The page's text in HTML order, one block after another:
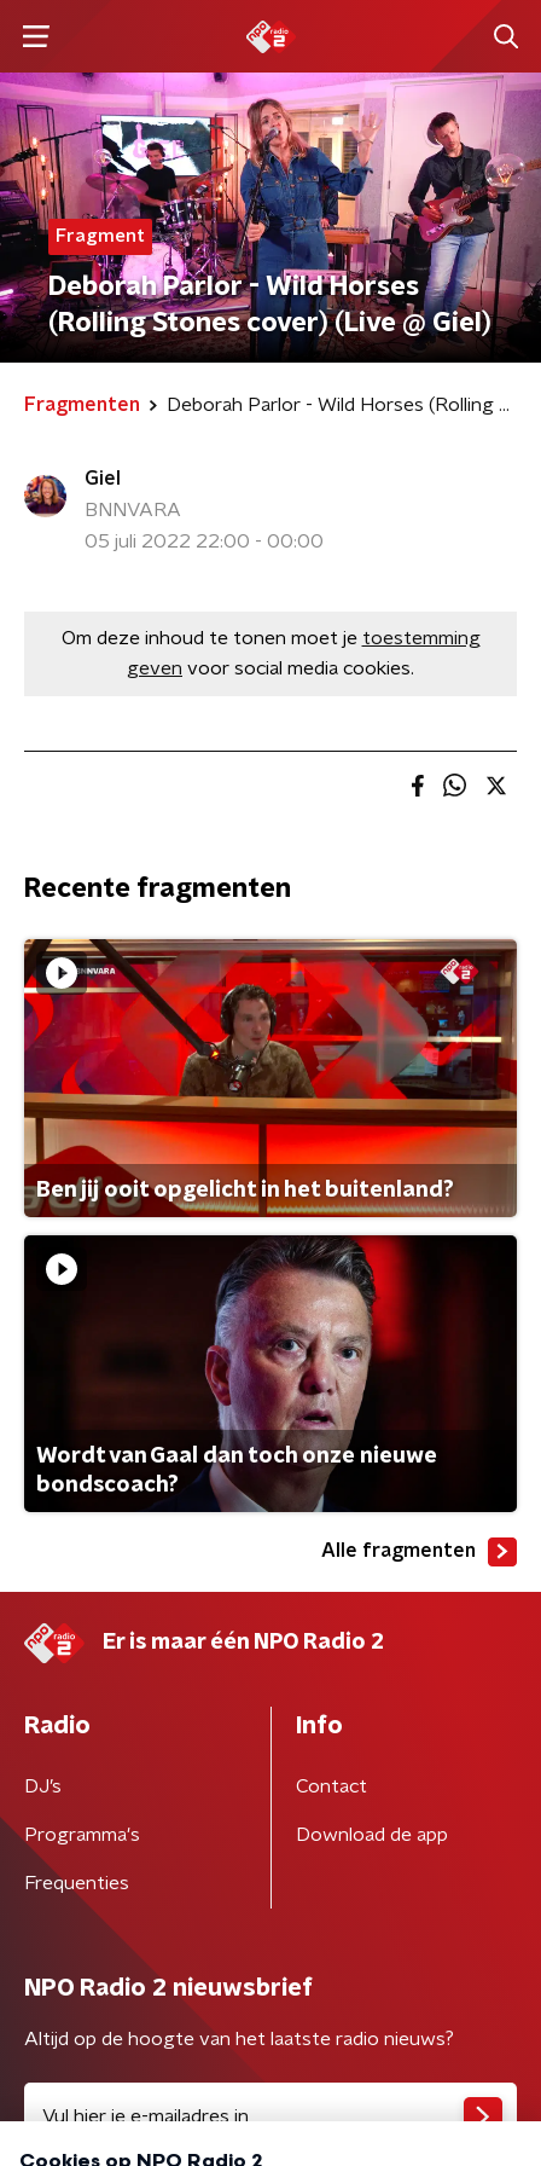
Fragment
Deborah Parlor - Wild Horses
(Rolling Stones cover) (Live @ Giel)
Fragmenten Deborah Parlor - Wild Horses (Rolling Stones cover) (Live @ Giel)
Giel
BNNVARA
05 juli 2022 22:00 - 00:00
Om deze inhoud te tonen moet je toestemming
geven voor social media cookies.
Recente fragmenten
Ben jij ooit opgelicht in het buitenland?
Wordt van Gaal dan toch onze nieuwe
bondscoach?
Alle fragmenten
Er is maar één NPO Radio 2
Radio
DJ’s
Programma's
Frequenties
Info
Contact
Download de app
NPO Radio 2 nieuwsbrief
Altijd op de hoogte van het laatste radio nieuws?